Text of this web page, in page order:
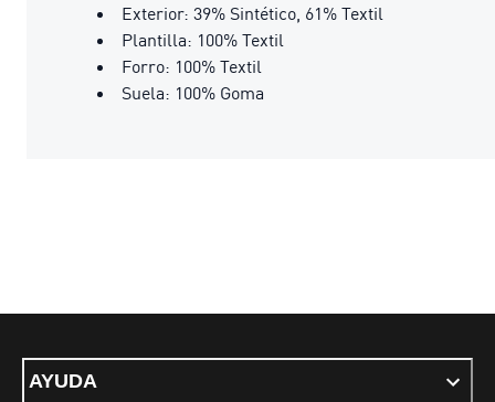
Exterior: 39% Sintético, 61% Textil
Plantilla: 100% Textil
Forro: 100% Textil
Suela: 100% Goma
AYUDA